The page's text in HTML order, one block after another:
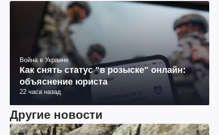
Война в Украине
Как снять статус "в розыске" онлайн:
объяснение юриста
22 часа назад
Другие новости